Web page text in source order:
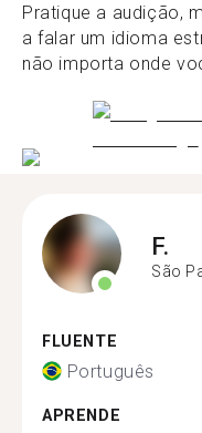
Pratique a audição,
a falar um idioma
não importa onde
F.
São
FLUENTE
Português
APRENDE